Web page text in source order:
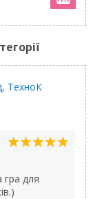
ТехноК
гра для